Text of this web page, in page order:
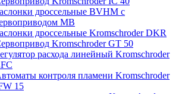
дроссельные BVHM с
МВ
дроссельные Kromschroder DKR
Kromschroder GT 50
расхода линейный Kromschroder
контроля пламени Kromschroder
15